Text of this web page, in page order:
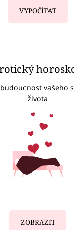
VYPOČÍTAT
vašeho
života
ZOBRAZIT